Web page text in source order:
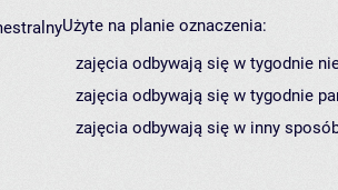
Użyte na planie oznaczenia:
zajęcia odbywają się w tygodnie
zajęcia odbywają się w tygodnie
zajęcia odbywają się w inny